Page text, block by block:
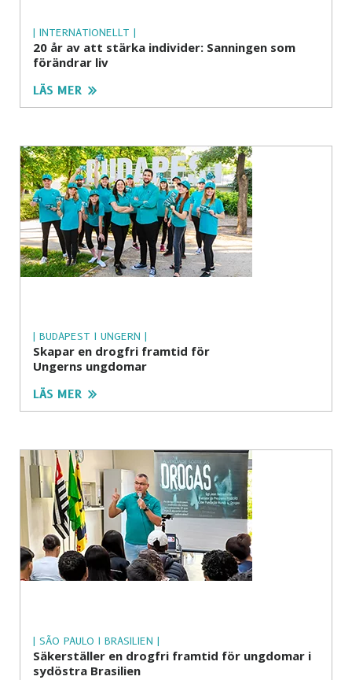
| INTERNATIONELLT |
20 år av att stärka individer: Sanningen som
förändrar liv
LÄS MER
| BUDAPEST I UNGERN |
Skapar en drogfri framtid för
Ungerns ungdomar
LÄS MER
| SÃO PAULO I BRASILIEN |
Säkerställer en drogfri framtid för ungdomar i
sydöstra Brasilien